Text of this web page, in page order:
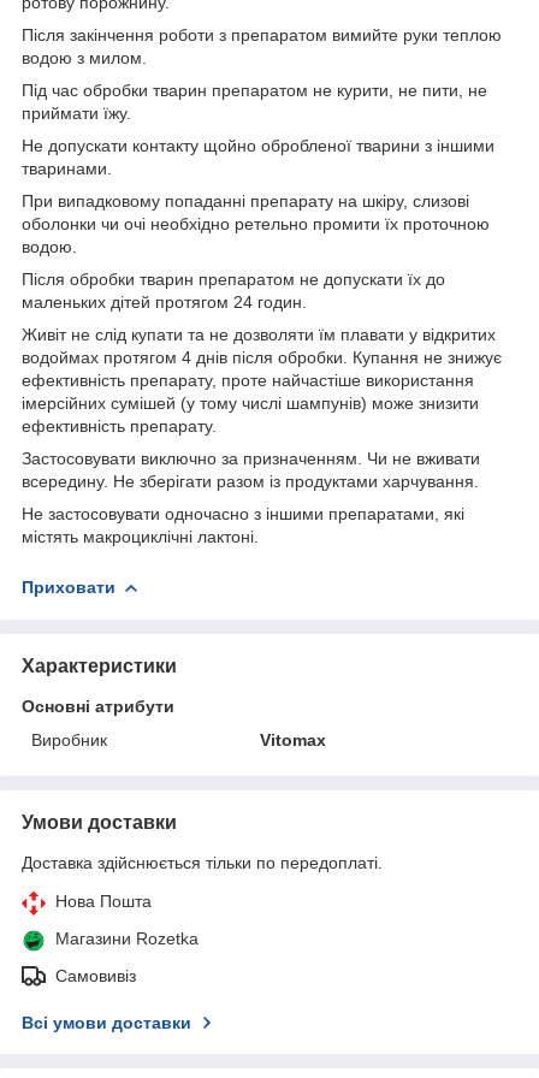
Після закінчення роботи з препаратом вимийте руки теплою
водою з милом.
Під час обробки тварин препаратом не курити, не пити, не
приймати їжу.
Не допускати контакту щойно обробленої тварини з іншими
тваринами.
При випадковому попаданні препарату на шкіру, слизові
оболонки чи очі необхідно ретельно промити їх проточною
водою.
Після обробки тварин препаратом не допускати їх до
маленьких дітей протягом 24 годин.
Живіт не слід купати та не дозволяти їм плавати у відкритих
водоймах протягом 4 днів після обробки. Купання не знижує
ефективність препарату, проте найчастіше використання
імерсійних сумішей (у тому числі шампунів) може знизити
ефективність препарату.
Застосовувати виключно за призначенням. Чи не вживати
всередину. Не зберігати разом із продуктами харчування.
Не застосовувати одночасно з іншими препаратами, які
містять макроциклічні лактоні.
Приховати
Характеристики
Основні атрибути
Виробник
Vitomax
Умови доставки
Доставка здійснюється тільки по передоплаті.
Нова Пошта
Магазини Rozetka
Самовивіз
Всі умови доставки